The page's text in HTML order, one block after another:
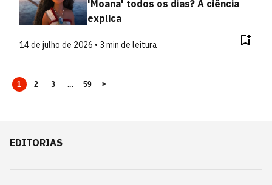
'Moana' todos os dias? A ciência
explica
14 de julho de 2026 • 3 min de leitura
1 2 3 ... 59 >
EDITORIAS